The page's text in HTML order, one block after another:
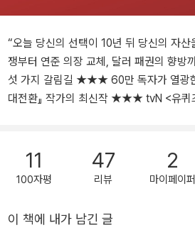
“오늘 당신의 선택이 10년 뒤 당신의 자산을 결정한다” 지정학적 분
쟁부터 연준 의장 교체, 달러 패권의 향방
섯 가지 갈림길 ★★★ 60만 독자가 열광한 『부의 대이동』, 『환율의
대전환』 작가의 최신작 ★★★ tvN <유퀴
를 뒤흔들 다섯 가지 거대 갈림길이 온다.
갈수록 높아지는 변동성으로 길이 보이
오건영이 제시하는 부의 이정표를 살펴보
패러다임이 바뀐다! 최고의 거시경제 스토
11
100자평
47
리뷰
2
마이페이퍼
이 책에 내가 남긴 글